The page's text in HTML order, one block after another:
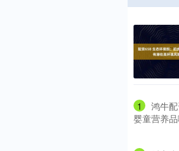
1
鸿牛
婴童营养